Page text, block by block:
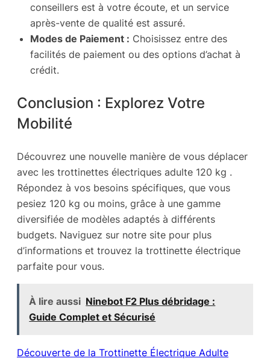
conseillers est à votre écoute, et un service
après-vente de qualité est assuré.
Modes de Paiement : Choisissez entre des
facilités de paiement ou des options d’achat à
crédit.
Conclusion : Explorez Votre
Mobilité
Découvrez une nouvelle manière de vous déplacer
avec les trottinettes électriques adulte 120 kg .
Répondez à vos besoins spécifiques, que vous
pesiez 120 kg ou moins, grâce à une gamme
diversifiée de modèles adaptés à différents
budgets. Naviguez sur notre site pour plus
d’informations et trouvez la trottinette électrique
parfaite pour vous.
À lire aussi Ninebot F2 Plus débridage :
Guide Complet et Sécurisé
Découverte de la Trottinette Électrique Adulte